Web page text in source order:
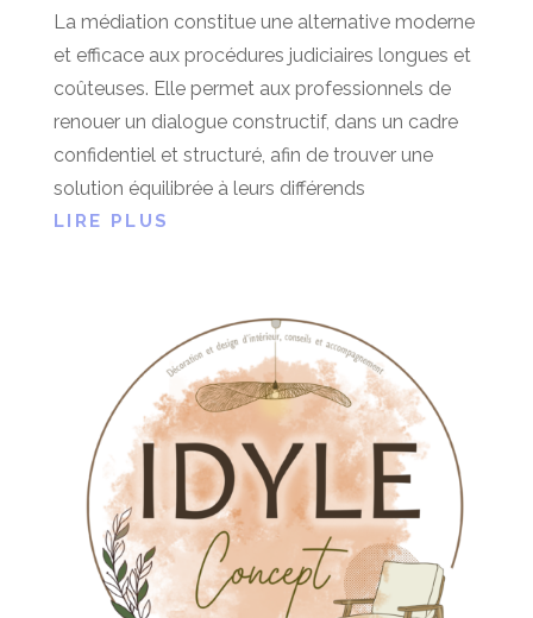
La médiation constitue une alternative moderne
et efficace aux procédures judiciaires longues et
coûteuses. Elle permet aux professionnels de
renouer un dialogue constructif, dans un cadre
confidentiel et structuré, afin de trouver une
solution équilibrée à leurs différends
LIRE PLUS